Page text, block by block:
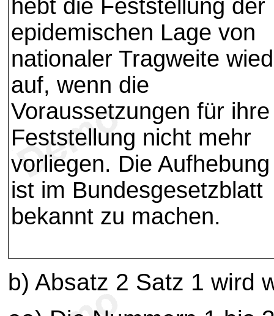
hebt die Feststellung der
epidemischen Lage von
nationaler Tragweite
auf, wenn die
Voraussetzungen für ihre
Feststellung nicht mehr
vorliegen. Die Aufhebung
ist im Bundesgesetzblatt
bekannt zu machen.
b) Absatz 2 Satz 1 wird